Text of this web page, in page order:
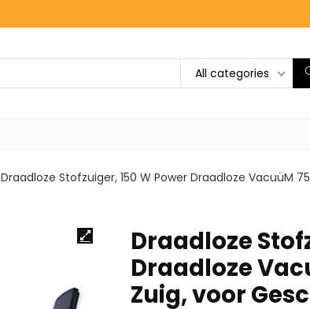
All categories
Draadloze Stofzuiger, 150 W Power Draadloze VacuüM
Draadloze
Draadloze
Zuig, voor